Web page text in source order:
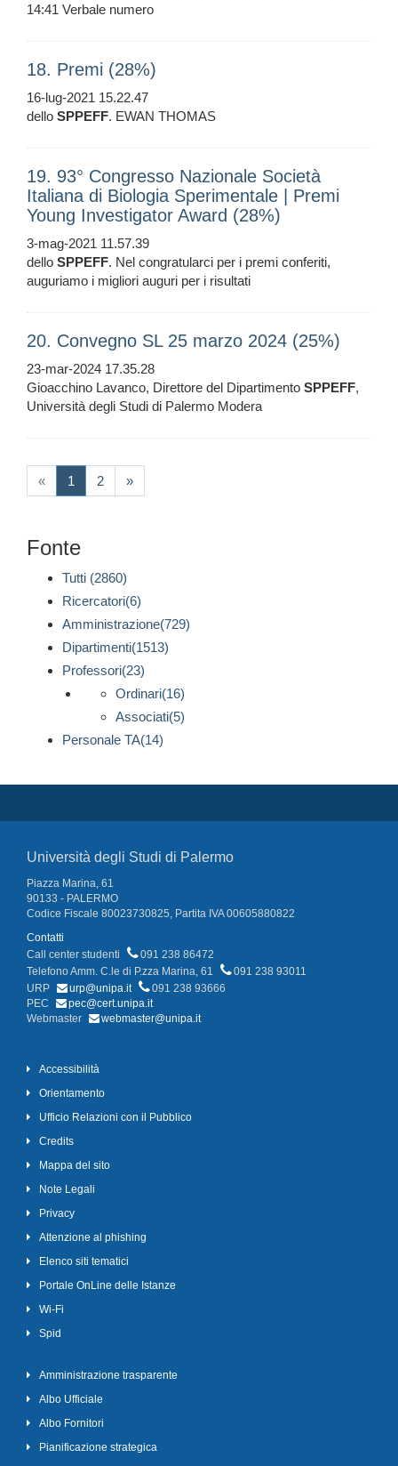
14:41 Verbale numero
18. Premi (28%)
16-lug-2021 15.22.47
dello SPPEFF. EWAN THOMAS
19. 93° Congresso Nazionale Società
Italiana di Biologia Sperimentale | Premi
Young Investigator Award (28%)
3-mag-2021 11.57.39
dello SPPEFF. Nel congratularci per i premi conferiti,
auguriamo i migliori auguri per i risultati
20. Convegno SL 25 marzo 2024 (25%)
23-mar-2024 17.35.28
Gioacchino Lavanco, Direttore del Dipartimento SPPEFF,
Università degli Studi di Palermo Modera
« 1 (current)
2 »
Fonte
Tutti (2860)
Ricercatori(6)
Amministrazione(729)
Dipartimenti(1513)
Professori(23)
Ordinari(16)
Associati(5)
Personale TA(14)
Università degli Studi di Palermo
Piazza Marina, 61
90133 - PALERMO
Codice Fiscale 80023730825, Partita IVA 00605880822
Contatti
Call center studenti
091 238 86472
Telefono Amm. C.le di P.zza Marina, 61
091 238 93011
URP
urp@unipa.it
091 238 93666
PEC
pec@cert.unipa.it
Webmaster
webmaster@unipa.it
Accessibilità
Orientamento
Ufficio Relazioni con il Pubblico
Credits
Mappa del sito
Note Legali
Privacy
Attenzione al phishing
Elenco siti tematici
Portale OnLine delle Istanze
Wi-Fi
Spid
Amministrazione trasparente
Albo Ufficiale
Albo Fornitori
Pianificazione strategica